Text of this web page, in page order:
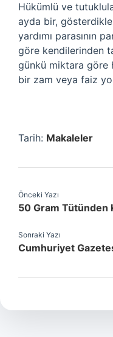
Hükümlü ve
ayda bir,
yardımı parasının
göre kendilerinden
günkü miktara göre
bir zam veya faiz
Tarih: Makaleler
Önceki Yazı
50 Gram Tütünden
Sonraki Yazı
Cumhuriyet